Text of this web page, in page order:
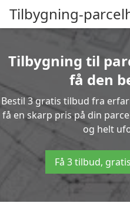
Tilbygning-
Tilbygning til
få den
Bestil 3 gratis tilbud fra
få en skarp pris på din
og helt
Få 3 tilbud,